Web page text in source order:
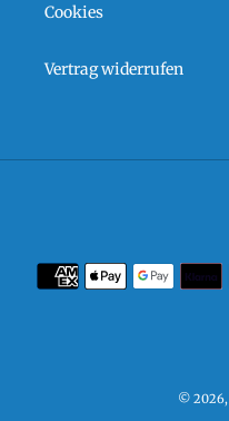
Cookies
Vertrag widerrufen
© 2026,